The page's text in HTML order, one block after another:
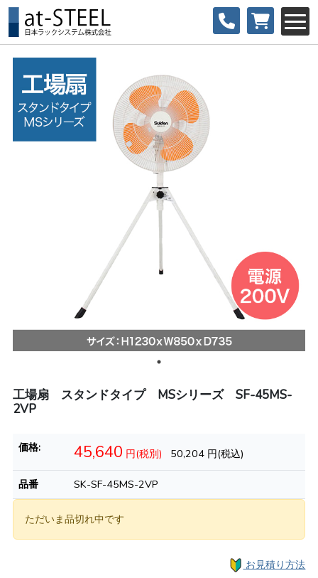
工場扇 スタンドタイプ MSシリーズ SF-45MS-
2VP
価格: 45,640 円(税別) 50,204 円(税込)
品番 SK-SF-45MS-2VP
ただいま品切れ中です
お見積り方法